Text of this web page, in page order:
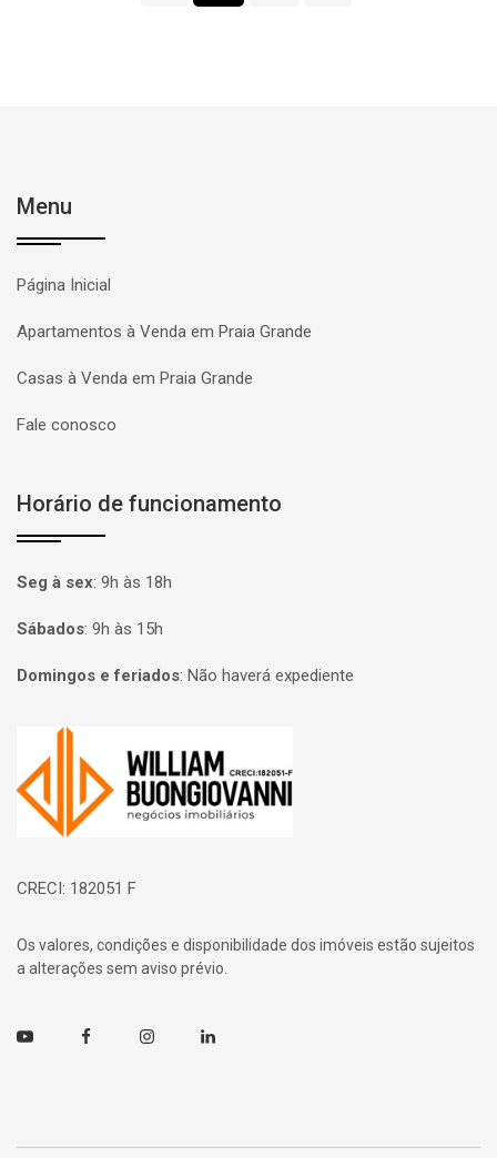
Menu
Página Inicial
Apartamentos à Venda em Praia Grande
Casas à Venda em Praia Grande
Fale conosco
Horário de funcionamento
Seg à sex: 9h às 18h
Sábados: 9h às 15h
Domingos e feriados: Não haverá expediente
Página inicial
CRECI: 182051 F
Os valores, condições e disponibilidade dos imóveis estão sujeitos
a alterações sem aviso prévio.
Youtube FacebookInstagramLinkedin